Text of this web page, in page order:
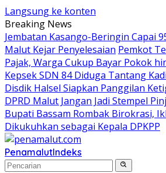
Langsung ke konten
Breaking News
Jembatan Kasango-Beringin Capai
Malut Kejar Penyelesaian Pemkot
Pajak, Warga Cukup Bayar Pokok
Kepsek SDN 84 Diduga Tantang
Disdik Halsel Siapkan Panggilan
DPRD Malut Jangan Jadi Stempel
Bupati Bassam Rombak Birokrasi,
Dikukuhkan sebagai Kepala DPKPP
PenamalutIndeks